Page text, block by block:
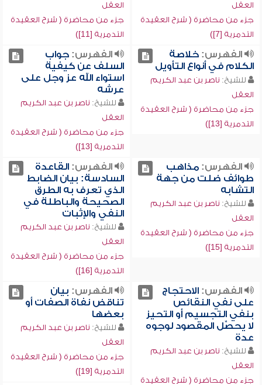
العقل
جزء من محاضرة ( شرح العقيدة
التدمرية [7])
العقل
جزء من محاضرة ( شرح العقيدة
التدمرية [11])
الفهرس:خلاصة
الكلام في أنواع التأويل
للشيخ: ناصر بن عبد الكريم
العقل
جزء من محاضرة ( شرح العقيدة
التدمرية [13])
الفهرس:جواب
السلف عن كيفية
استواء الله عز وجل على
عرشه
للشيخ: ناصر بن عبد الكريم
العقل
جزء من محاضرة ( شرح العقيدة
التدمرية [13])
الفهرس:مذاهب
طوائف ضلت من جهة
التشابه
للشيخ: ناصر بن عبد الكريم
العقل
جزء من محاضرة ( شرح العقيدة
التدمرية [15])
الفهرس:القاعدة
السادسة: بيان الضابط
الذي تعرف به الطرق
الصحيحة والباطلة في
النفي والإثبات
للشيخ: ناصر بن عبد الكريم
العقل
جزء من محاضرة ( شرح العقيدة
التدمرية [16])
الفهرس:الاحتجاج
على نفي النقائص
بنفي التجسيم أو التحيز
لا يحصِّل المقصود لوجوه
عدة
للشيخ: ناصر بن عبد الكريم
العقل
جزء من محاضرة ( شرح العقيدة
الفهرس: بيان
تناقض نفاة الصفات أو
بعضها
للشيخ: ناصر بن عبد الكريم
العقل
جزء من محاضرة ( شرح العقيدة
التدمرية [19])